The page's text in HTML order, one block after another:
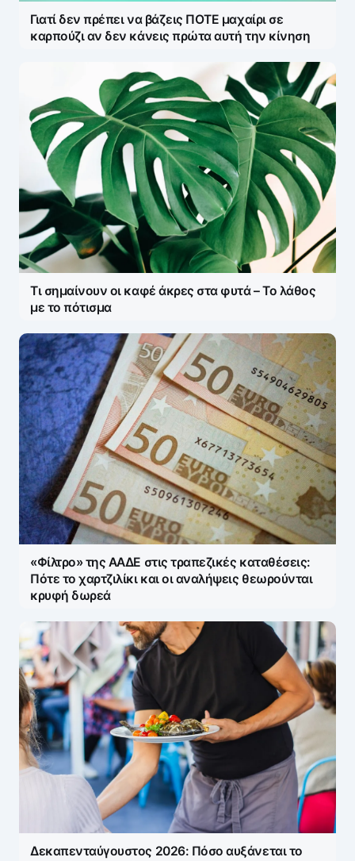
Save my name and e-mail in this browser for the
next time I comment.
Γιατί δεν πρέπει να βάζεις ΠΟΤΕ μαχαίρι σε
καρπούζι αν δεν κάνεις πρώτα αυτή την κίνηση
Τι σημαίνουν οι καφέ άκρες στα φυτά – Το λάθος
με το πότισμα
«Φίλτρο» της ΑΑΔΕ στις τραπεζικές καταθέσεις:
Πότε το χαρτζιλίκι και οι αναλήψεις θεωρούνται
κρυφή δωρεά
Δεκαπενταύγουστος 2026: Πόσο αυξάνεται το